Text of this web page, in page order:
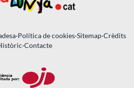
·Política de cookies·Sitemap·Crèdits
·Contacte